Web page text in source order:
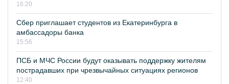
16:20
Сбер приглашает студентов из Екатеринбурга в
амбассадоры банка
15:56
ПСБ и МЧС России будут оказывать поддержку жителям
пострадавших при чрезвычайных ситуациях регионов
12:40